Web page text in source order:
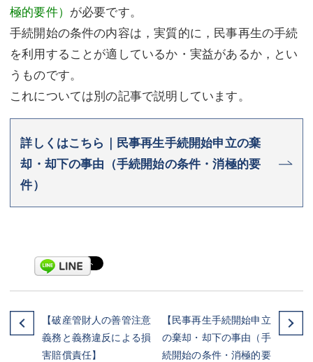
極的要件） が必要です。
手続開始の条件の内容は，実質的に，民事再生の手続
を利用することが適しているか・実益があるか，とい
うものです。
これについては別の記事で説明しています。
詳しくはこちら｜民事再生手続開始申立の棄
却・却下の事由（手続開始の条件・消極的要
件）
【破産管財人の善管注意
義務と義務違反による損
害賠償責任】
【民事再生手続開始申立
の棄却・却下の事由（手
続開始の条件・消極的要